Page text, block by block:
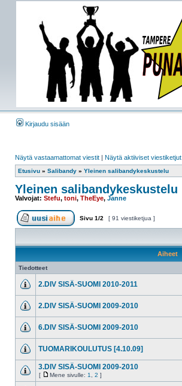
Kirjaudu sisään
Näytä vastaamattomat viestit | Näytä aktiiviset viestiketjut
Etusivu » Salibandy » Yleinen salibandykeskustelu
Yleinen salibandykeskustelu
Valvojat: Stefu, toni, TheEye, Janne
Sivu 1/2 [ 91 viestiketjua ]
Aiheet
Tiedotteet
2.DIV SISÄ-SUOMI 2010-2011
2.DIV SISÄ-SUOMI 2009-2010
6.DIV SISÄ-SUOMI 2009-2010
TUOMARIKOULUTUS [4.10.09]
3.DIV SISÄ-SUOMI 2009-2010
[ Mene sivulle: 1 2 ]